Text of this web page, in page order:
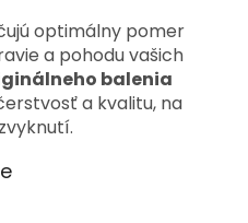
optimálny pomer
a pohodu vašich
balenia
a kvalitu, na